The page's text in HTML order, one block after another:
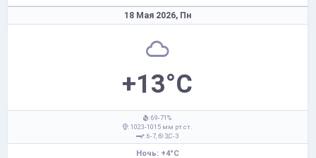
18 Мая 2026, Пн
+13°C
: 69-71%
: 1023-1015 мм рт.ст.
: 6-7,
З,С-З
Ночь: +4°C